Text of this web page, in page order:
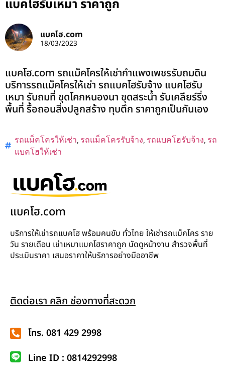
แบคโฮรับเหมา ราคาถูก
แบคโฮ.com
18/03/2023
แบคโฮ.com รถแม็คโครให้เช่ากำแพงเพชรรับถมดิน
บริการรถแม็คโครให้เช่า รถแบคโฮรับจ้าง แบคโฮรับ
เหมา รับถมที่ ขุดโคกหนองนา ขุดสระน้ำ รับเคลียร์ริ่ง
พื้นที่ รื้อถอนสิ่งปลูกสร้าง ทุบตึก ราคาถูกเป็นกันเอง
รถแม็คโครให้เช่า, รถแม็คโครรับจ้าง, รถแบคโฮรับจ้าง, รถ
แบคโฮให้เช่า
แบคโฮ.com
บริการให้เช่ารถแบคโฮ พร้อมคนขับ ทั่วไทย ให้เช่ารถแม็คโคร ราย
วัน รายเดือน เช่าเหมาแบคโฮราคาถูก นัดดูหน้างาน สำรวจพื้นที่
ประเมินราคา เสนอราคาให้บริการอย่างมืออาชีพ
ติดต่อเรา คลิก ช่องทางที่สะดวก
โทร. 081 429 2998
Line ID : 0814292998